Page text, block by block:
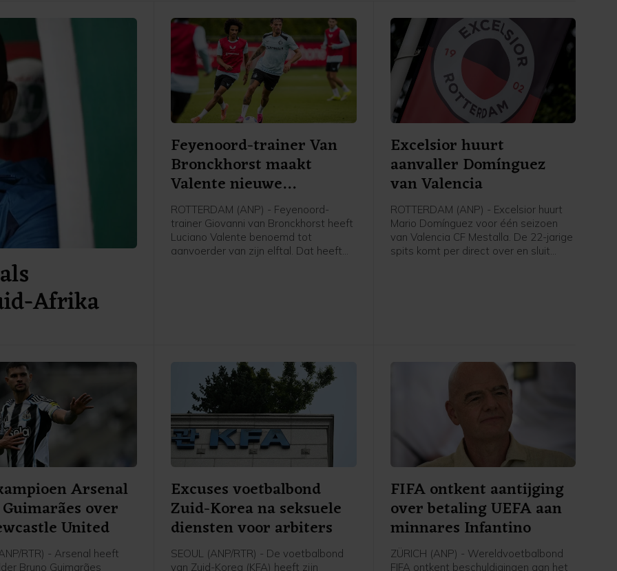
Afrika
Feyenoord-trainer Van
Bronckhorst maakt
Valente nieuwe
aanvoerder
ROTTERDAM (ANP) - Feyenoord-
trainer Giovanni van Bronckhorst heeft
Luciano Valente benoemd tot
aanvoerder van zijn elftal. Dat heeft
Excelsior huurt
aanvaller Domínguez
van Valencia
ROTTERDAM (ANP) - Excelsior huurt
Mario Domínguez voor één seizoen
van Valencia CF Mestalla. De 22-jarige
spits komt per direct over en sluit
Arsenal
over
United
RTR) - Arsenal heeft
Bruno Guimarães
Excuses voetbalbond
Zuid-Korea na seksuele
diensten voor arbiters
SEOUL (ANP/RTR) - De voetbalbond
van Zuid-Korea (KFA) heeft zijn
FIFA ontkent aantijging
over betaling UEFA aan
minnares Infantino
ZÜRICH (ANP) - Wereldvoetbalbond
FIFA ontkent beschuldigingen aan het